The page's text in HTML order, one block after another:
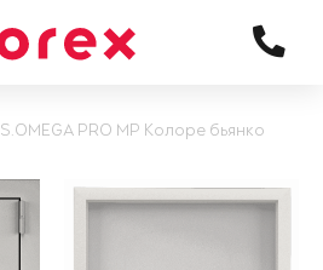
S.OMEGA PRO MP Колоре бьянко